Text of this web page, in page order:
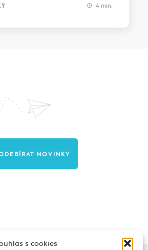
s cookies
4 min.